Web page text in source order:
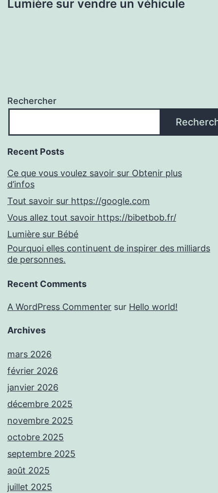
Lumière sur vendre un véhicule
Rechercher
Recent Posts
Ce que vous voulez savoir sur Obtenir plus
d’infos
Tout savoir sur https://google.com
Vous allez tout savoir https://bibetbob.fr/
Lumière sur Bébé
Pourquoi elles continuent de inspirer des milliards
de personnes.
Recent Comments
A WordPress Commenter sur Hello world!
Archives
mars 2026
février 2026
janvier 2026
décembre 2025
novembre 2025
octobre 2025
septembre 2025
août 2025
juillet 2025